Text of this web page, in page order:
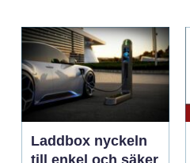
Laddbox nyckeln